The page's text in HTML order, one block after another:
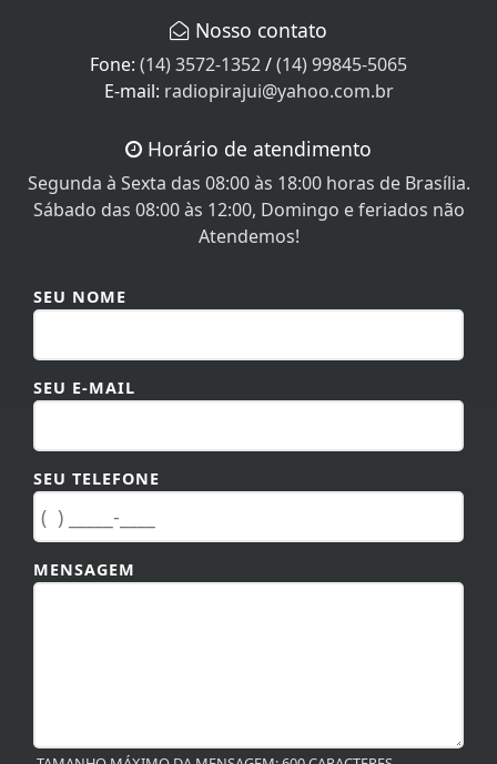
Nosso contato
Fone: (14) 3572-1352/(14) 99845-5065
E-mail: radiopirajui@yahoo.com.br
Horário de atendimento
Segunda à Sexta das 08:00 às 18:00 horas de Brasília.
Sábado das 08:00 às 12:00, Domingo e feriados não
Atendemos!
SEU NOME
SEU E-MAIL
SEU TELEFONE
MENSAGEM